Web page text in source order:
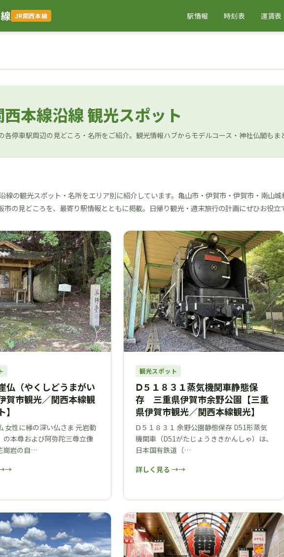
JR関西本線 駅情報 時刻表 運賃表
本線沿線 観光スポット
各停車駅周辺の見どころ・名所をご紹介。観光情報ハブからモデルコース・神社仏閣もま
線の観光スポット・名所をエリア別に紹介しています。亀山市・伊賀市・伊賀市・南山
市の見どころを、最寄り駅情報とともに掲載。日帰り観光・週末旅行の計画にぜひお役立
仏（やくしどうまがい
賀市観光／関西本線観
女性に縁の深い仏さま 元岩動
の本尊および阿弥陀三尊立像
崗岩の自…
観光スポット
Ⅾ５１８３１蒸気機関車静態保
存 三重県伊賀市余野公園【三重
県伊賀市観光／関西本線観光】
Ⅾ５１８３１ 余野公園静態保存 D51形蒸気
機関車（D51がたじょうききかんしゃ）は、
日本国有鉄道（…
詳しく見る →